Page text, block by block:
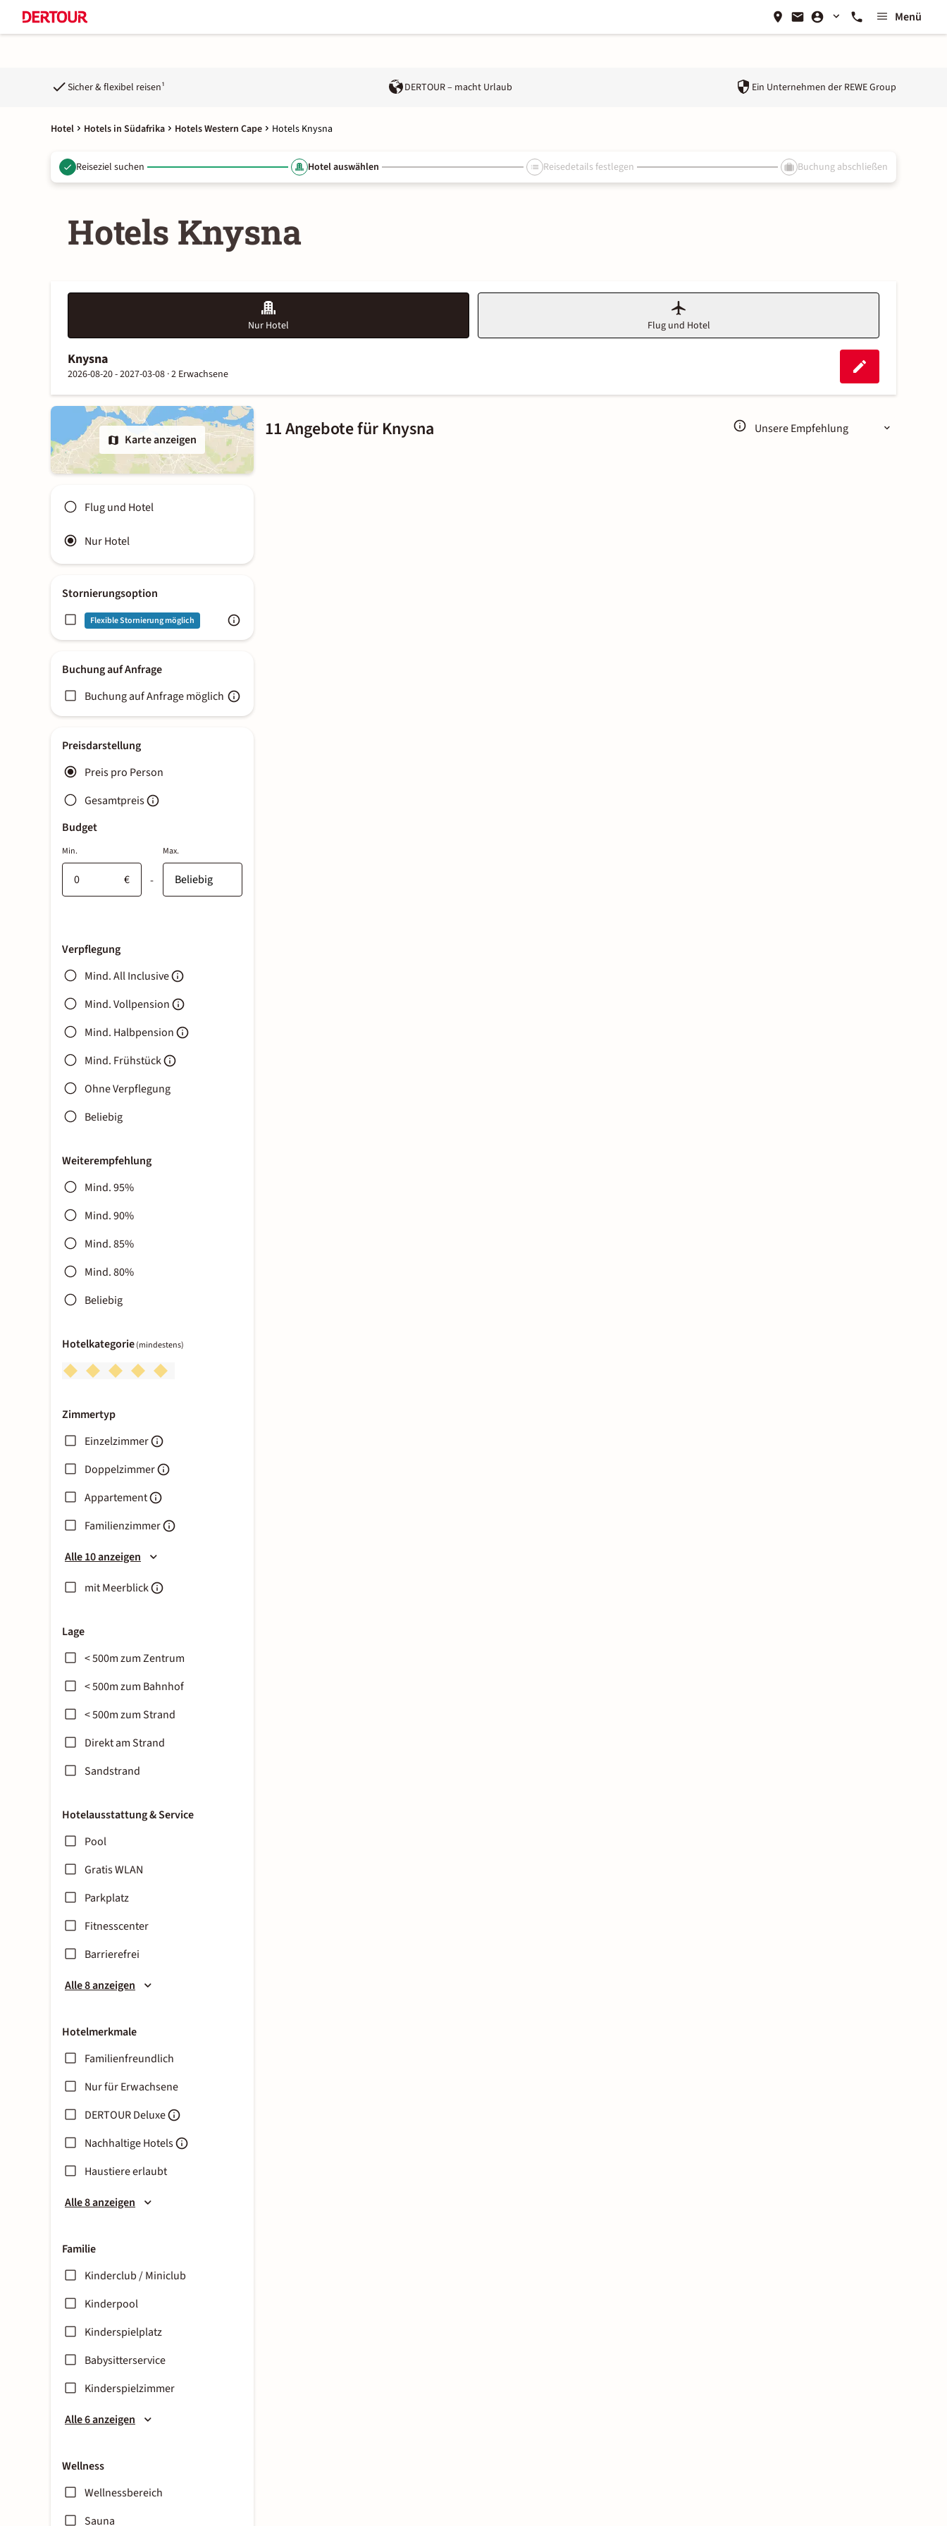
Menü
Sicher & flexibel reisen¹ DERTOUR – macht Urlaub Ein Unternehmen der REWE Group
Hotel Hotels in Südafrika Hotels Western Cape Hotels Knysna
Reiseziel suchen Hotel auswählen Reisedetails festlegen Buchung abschließen
Hotels Knysna
Nur Hotel Flug und Hotel
Knysna
2026-08-20 - 2027-03-08 ·2 Erwachsene
Karte anzeigen
Flug und Hotel
Nur Hotel
Stornierungsoption
Flexible Stornierung möglich
Buchung auf Anfrage
Buchung auf Anfrage möglich
Preisdarstellung
Preis pro Person
Gesamtpreis
Budget
Min.
€ -
Max.
Verpflegung
Mind. All Inclusive
Mind. Vollpension
Mind. Halbpension
Mind. Frühstück
Ohne Verpflegung
Beliebig
Weiterempfehlung
Mind. 95%
Mind. 90%
Mind. 85%
Mind. 80%
Beliebig
Hotelkategorie(mindestens)
Zimmertyp
Einzelzimmer
Doppelzimmer
Appartement
Familienzimmer
Alle 10 anzeigen
mit Meerblick
Lage
< 500m zum Zentrum
< 500m zum Bahnhof
< 500m zum Strand
Direkt am Strand
Sandstrand
Hotelausstattung & Service
Pool
Gratis WLAN
Parkplatz
Fitnesscenter
Barrierefrei
Alle 8 anzeigen
Hotelmerkmale
Familienfreundlich
Nur für Erwachsene
DERTOUR Deluxe
Nachhaltige Hotels
Haustiere erlaubt
Alle 8 anzeigen
Familie
Kinderclub / Miniclub
Kinderpool
Kinderspielplatz
Babysitterservice
Kinderspielzimmer
Alle 6 anzeigen
Wellness
Wellnessbereich
Sauna
11 Angebote für Knysna